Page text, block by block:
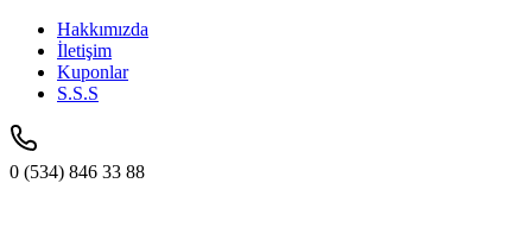
Hakkımızda
İletişim
Kuponlar
S.S.S
0 (534) 846 33 88